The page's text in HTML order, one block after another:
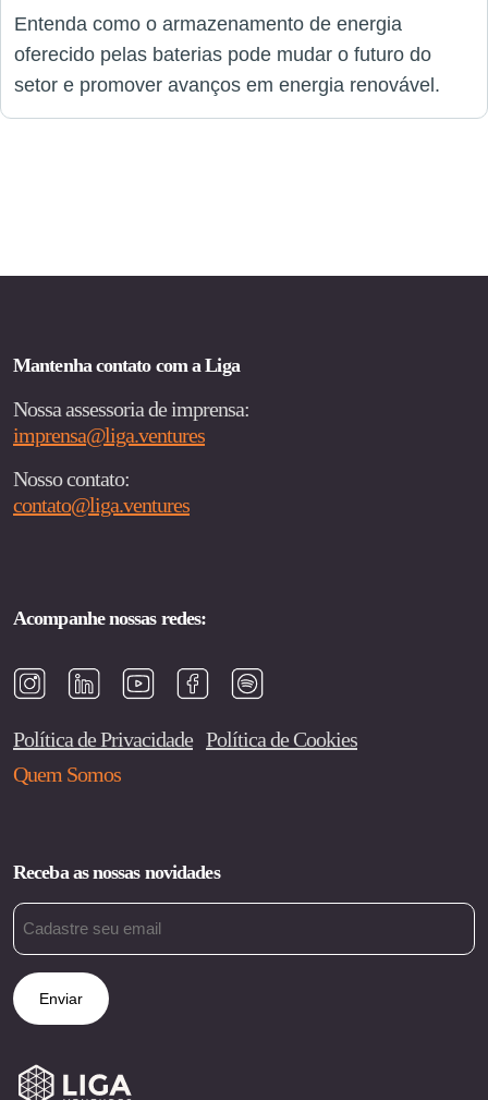
Entenda como o armazenamento de energia
oferecido pelas baterias pode mudar o futuro do
setor e promover avanços em energia renovável.
Mantenha contato com a Liga
Nossa assessoria de imprensa:
imprensa@liga.ventures
Nosso contato:
contato@liga.ventures
Acompanhe nossas redes:
Política de Privacidade Política de Cookies
Quem Somos
Receba as nossas novidades
Email